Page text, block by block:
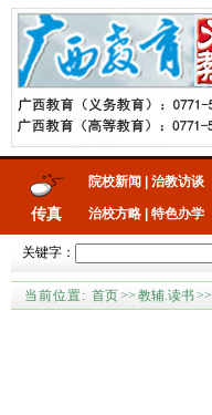
传真
院校新闻 治教访谈
治校方略 特色办学
关键字：
当前位置: 首页>> 教辅.读书>>